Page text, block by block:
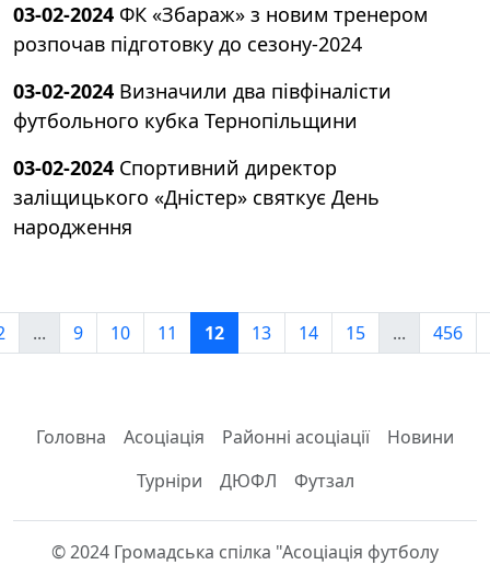
03-02-2024 ФК «Збараж» з новим тренером
розпочав підготовку до сезону-2024
03-02-2024 Визначили два півфіналісти
футбольного кубка Тернопільщини
03-02-2024 Спортивний директор
заліщицького «Дністер» святкує День
народження
... 9 10 11 12 13 14 15 ... 456
Головна Асоціація Районні асоціації
Новини
Турніри
ДЮФЛ Футзал
© 2024 Громадська спілка "Асоціація футболу